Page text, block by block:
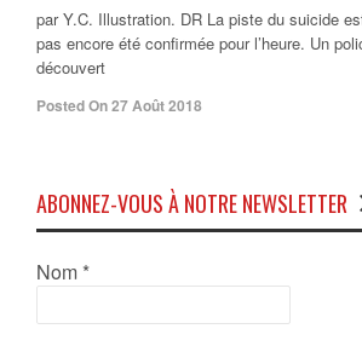
par Y.C. Illustration. DR La piste du suicide
pas encore été confirmée pour l’heure. Un
découvert
Posted On 27 Août 2018
ABONNEZ-VOUS À NOTRE NEWSLETTER
Nom *